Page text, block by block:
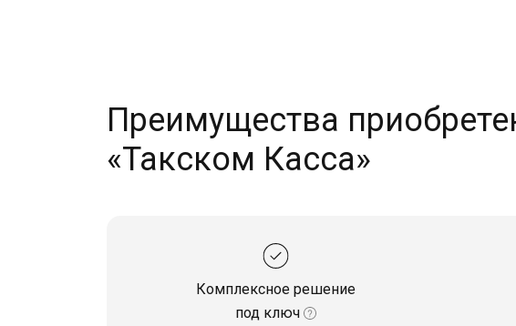
Преимущества
«Такском Касса»
Комплексное решение
под ключ